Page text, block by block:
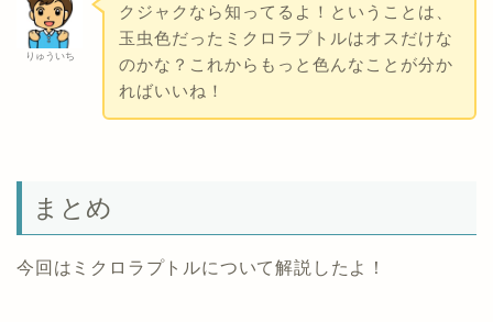
りゅういち
クジャクなら知ってるよ！ということは、
玉虫色だったミクロラプトルはオスだけな
のかな？これからもっと色んなことが分か
ればいいね！
まとめ
今回はミクロラプトルについて解説したよ！